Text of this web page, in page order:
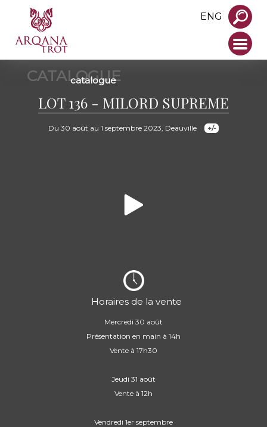
ENG
CATALOGUE
catalogue
LOT 136 - MILORD SUPREME
Du 30 août au 1 septembre 2023, Deauville
Horaires de la vente
Mercredi 30 août
Présentation en main à 14h
Vente à 17h30
Jeudi 31 août
Vente à 12h
Vendredi 1er septembre